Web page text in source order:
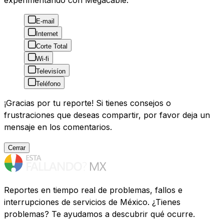
E-mail
Internet
Corte Total
Wi-fi
Televisíon
Teléfono
¡Gracias por tu reporte! Si tienes consejos o
frustraciones que deseas compartir, por favor deja un
mensaje en los comentarios.
Cerrar
Reportes en tiempo real de problemas, fallos e
interrupciones de servicios de México. ¿Tienes
problemas? Te ayudamos a descubrir qué ocurre.